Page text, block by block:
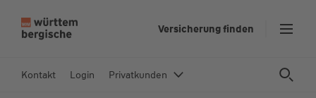
In
Versicherung finden
Kontakt Login Privatkunden